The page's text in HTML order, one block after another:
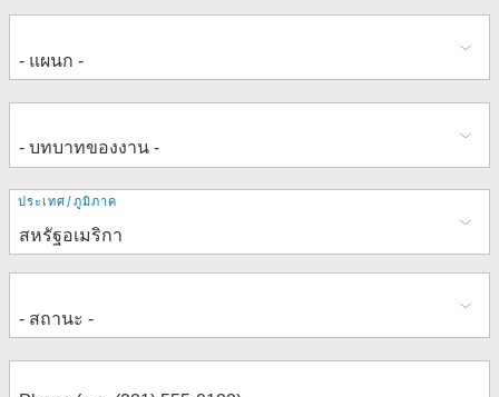
ที่
อยู่
ประเทศ/ภูมิภาค